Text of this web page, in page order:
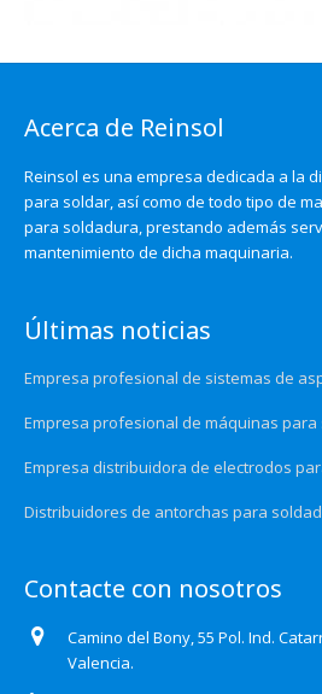
Acerca de Reinsol
Reinsol es una empresa dedicada a la
para soldar, así como de todo tipo de
para soldadura, prestando además
mantenimiento de dicha maquinaria.
Últimas noticias
Empresa profesional de sistemas de
Empresa profesional de máquinas
Empresa distribuidora de electrodos
Distribuidores de antorchas para
Contacte con nosotros
Camino del Bony, 55 Pol. Ind.
Valencia.